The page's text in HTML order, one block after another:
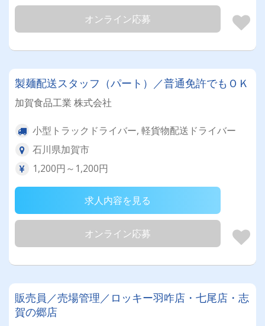
オンライン応募
製麺配送スタッフ（パート）／普通免許でもＯＫ
加賀食品工業 株式会社
小型トラックドライバー, 軽貨物配送ドライバー
石川県加賀市
1,200円～1,200円
求人内容を見る
オンライン応募
販売員／売場管理／ロッキー羽咋店・七尾店・志
賀の郷店